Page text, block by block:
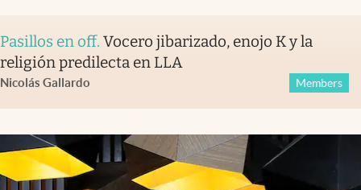
Pasillos en off. Vocero jibarizado, enojo K y la
religión predilecta en LLA
Nicolás Gallardo Members